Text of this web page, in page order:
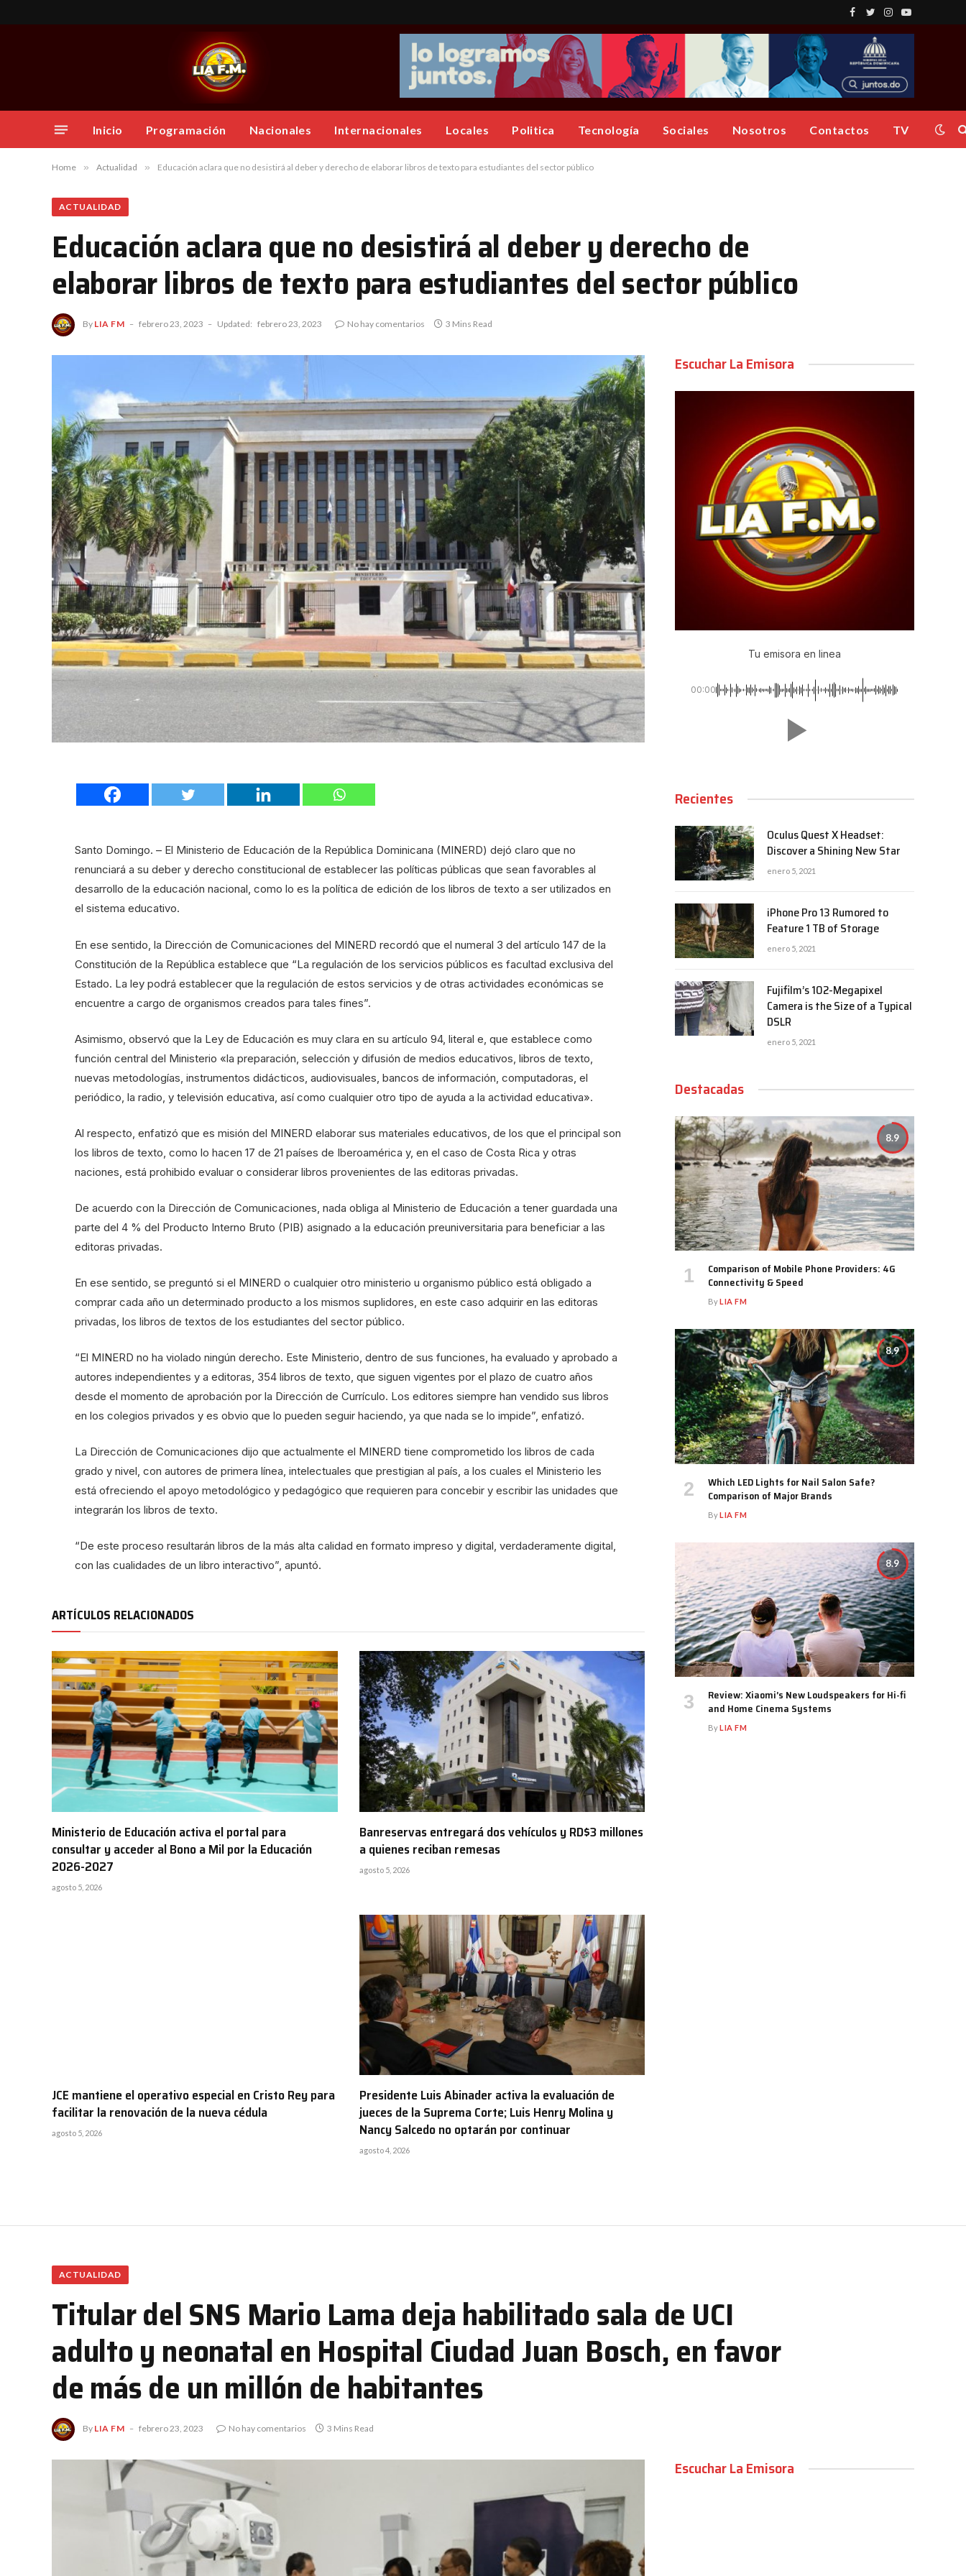
Facebook
TwitterInstagram
YouTube
Inicio Programación Nacionales Internacionales Locales Politica Tecnología Sociales Nosotros Contactos TV
Home » Actualidad » Educación aclara que no desistirá al deber y derecho de elaborar libros de texto para estudiantes del sector público
ACTUALIDAD
Educación aclara que no desistirá al deber y derecho de
elaborar libros de texto para estudiantes del sector público
By LIA FM febrero 23, 2023 Updated: febrero 23, 2023 No hay comentarios 3 Mins Read
Santo Domingo. – El Ministerio de Educación de la República Dominicana (MINERD) dejó claro que no
renunciará a su deber y derecho constitucional de establecer las políticas públicas que sean favorables al
desarrollo de la educación nacional, como lo es la política de edición de los libros de texto a ser utilizados en
el sistema educativo.
En ese sentido, la Dirección de Comunicaciones del MINERD recordó que el numeral 3 del artículo 147 de la
Constitución de la República establece que “La regulación de los servicios públicos es facultad exclusiva del
Estado. La ley podrá establecer que la regulación de estos servicios y de otras actividades económicas se
encuentre a cargo de organismos creados para tales fines”.
Asimismo, observó que la Ley de Educación es muy clara en su artículo 94, literal e, que establece como
función central del Ministerio «la preparación, selección y difusión de medios educativos, libros de texto,
nuevas metodologías, instrumentos didácticos, audiovisuales, bancos de información, computadoras, el
periódico, la radio, y televisión educativa, así como cualquier otro tipo de ayuda a la actividad educativa».
Al respecto, enfatizó que es misión del MINERD elaborar sus materiales educativos, de los que el principal son
los libros de texto, como lo hacen 17 de 21 países de Iberoamérica y, en el caso de Costa Rica y otras
naciones, está prohibido evaluar o considerar libros provenientes de las editoras privadas.
De acuerdo con la Dirección de Comunicaciones, nada obliga al Ministerio de Educación a tener guardada una
parte del 4 % del Producto Interno Bruto (PIB) asignado a la educación preuniversitaria para beneficiar a las
editoras privadas.
En ese sentido, se preguntó si el MINERD o cualquier otro ministerio u organismo público está obligado a
comprar cada año un determinado producto a los mismos suplidores, en este caso adquirir en las editoras
privadas, los libros de textos de los estudiantes del sector público.
“El MINERD no ha violado ningún derecho. Este Ministerio, dentro de sus funciones, ha evaluado y aprobado a
autores independientes y a editoras, 354 libros de texto, que siguen vigentes por el plazo de cuatro años
desde el momento de aprobación por la Dirección de Currículo. Los editores siempre han vendido sus libros
en los colegios privados y es obvio que lo pueden seguir haciendo, ya que nada se lo impide”, enfatizó.
La Dirección de Comunicaciones dijo que actualmente el MINERD tiene comprometido los libros de cada
grado y nivel, con autores de primera línea, intelectuales que prestigian al país, a los cuales el Ministerio les
está ofreciendo el apoyo metodológico y pedagógico que requieren para concebir y escribir las unidades que
integrarán los libros de texto.
“De este proceso resultarán libros de la más alta calidad en formato impreso y digital, verdaderamente digital,
con las cualidades de un libro interactivo”, apuntó.
ARTÍCULOS RELACIONADOS
Ministerio de Educación activa el portal para
consultar y acceder al Bono a Mil por la Educación
2026-2027
agosto 5, 2026
Banreservas entregará dos vehículos y RD$3 millones
a quienes reciban remesas
agosto 5, 2026
JCE mantiene el operativo especial en Cristo Rey para
facilitar la renovación de la nueva cédula
agosto 5, 2026
Presidente Luis Abinader activa la evaluación de
jueces de la Suprema Corte; Luis Henry Molina y
Nancy Salcedo no optarán por continuar
agosto 4, 2026
Escuchar La Emisora
Tu emisora en linea
00:00
Recientes
Oculus Quest X Headset:
Discover a Shining New Star
enero 5, 2021
iPhone Pro 13 Rumored to
Feature 1 TB of Storage
enero 5, 2021
Fujifilm’s 102-Megapixel
Camera is the Size of a Typical
DSLR
enero 5, 2021
Destacadas
8.9
Comparison of Mobile Phone Providers: 4G
Connectivity & Speed
ByLIA FM
8.9
Which LED Lights for Nail Salon Safe?
Comparison of Major Brands
ByLIA FM
8.9
Review: Xiaomi’s New Loudspeakers for Hi-fi
and Home Cinema Systems
ByLIA FM
ACTUALIDAD
Titular del SNS Mario Lama deja habilitado sala de UCI
adulto y neonatal en Hospital Ciudad Juan Bosch, en favor
de más de un millón de habitantes
By LIA FM febrero 23, 2023 No hay comentarios 3 Mins Read
Escuchar La Emisora